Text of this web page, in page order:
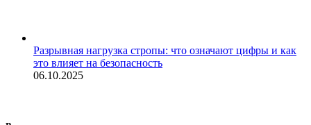
Разрывная нагрузка стропы: что означают цифры и как
это влияет на безопасность
06.10.2025